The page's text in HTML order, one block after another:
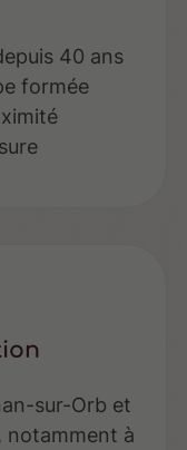
40 ans
formée
sur-Orb et
notamment à